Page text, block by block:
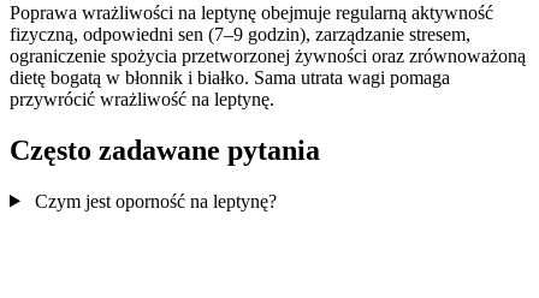
Poprawa wrażliwości na leptynę obejmuje regularną aktywność
fizyczną, odpowiedni sen (7–9 godzin), zarządzanie stresem,
ograniczenie spożycia przetworzonej żywności oraz zrównoważoną
dietę bogatą w błonnik i białko. Sama utrata wagi pomaga
przywrócić wrażliwość na leptynę.
Często zadawane pytania
Czym jest oporność na leptynę?